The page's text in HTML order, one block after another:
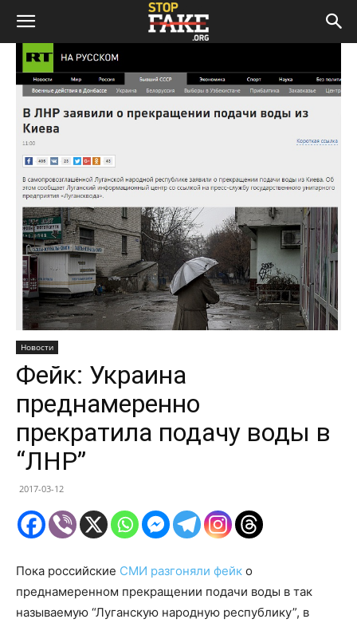
Новости
Фейк: Украина
преднамеренно
прекратила подачу воды в
“ЛНР”
2017-03-12
Пока российские СМИ разгоняли фейк о
преднамеренном прекращении подачи воды в так
называемую “Луганскую народную республику”, в